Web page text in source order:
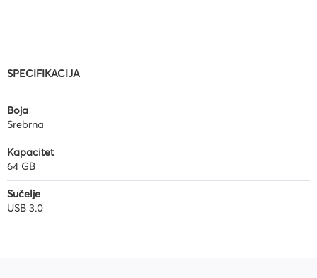
SPECIFIKACIJA
Boja
Srebrna
Kapacitet
64 GB
Sučelje
USB 3.0